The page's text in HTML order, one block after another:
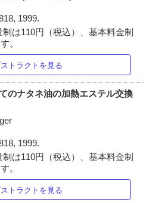
1999.
は110円（税込）、基本料金制
。
トラクトを見る
のナタネ油の加熱エステル交換
1999.
は110円（税込）、基本料金制
。
トラクトを見る